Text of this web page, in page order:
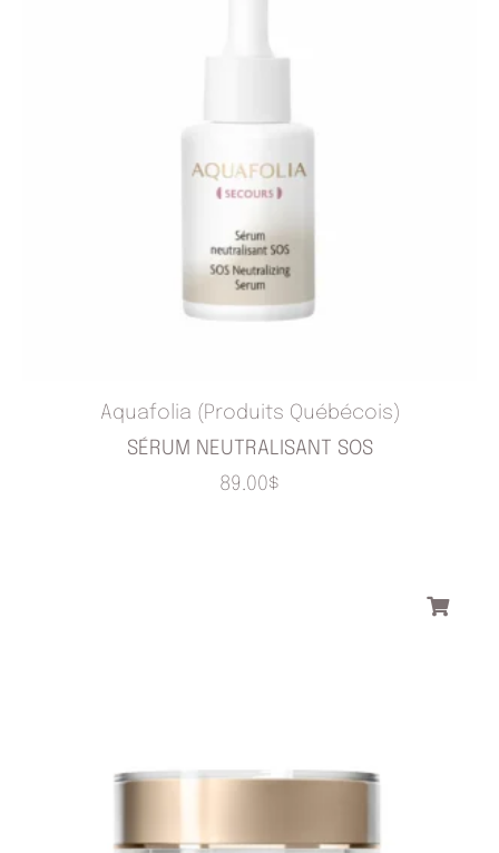
Aquafolia (Produits Québécois)
SÉRUM NEUTRALISANT SOS
89.00$